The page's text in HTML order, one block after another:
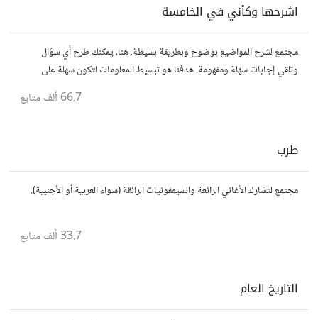
اشرحها وكأني في الخامسة
مجتمع لشرح المواضيع بوضوح وبطريقة بسيطة. هنا، يمكنك طرح أي سؤال
وتلقي إجابات سهلة ومفهومة. هدفنا هو تبسيط المعلومات لتكون سهلة على
66.7 ألف متابع
طرب
مجتمع لتشارك الأغاني الرائعة والسيمفونيات الرائقة (سواء العربية أو الأجنبية).
33.7 ألف متابع
التاريخ العام